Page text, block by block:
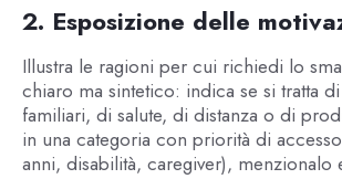
2. Esposizione delle
Illustra le ragioni per cui richiedi lo
chiaro ma sintetico: indica se si tratta
familiari, di salute, di distanza o di
in una categoria con priorità di
anni, disabilità, caregiver), menzionalo